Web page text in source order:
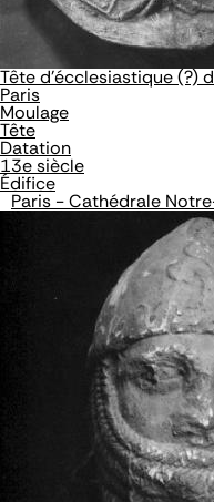
Tête d'écclesiastique (?)
Paris
Moulage
Tête
Datation
13e siècle
Édifice
Paris - Cathédrale